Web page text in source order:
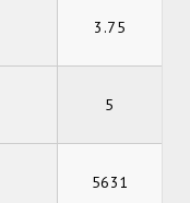
3.75
5
5631